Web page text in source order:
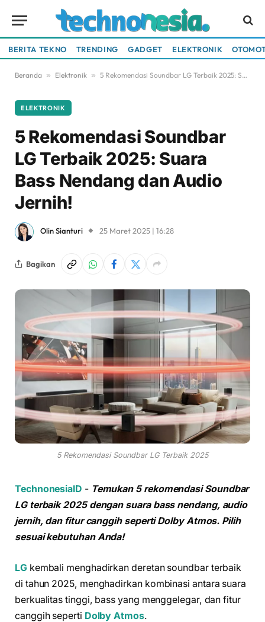
BERITA TEKNO TRENDING GADGET ELEKTRONIK
Beranda » Elektronik » 5 Rekomendasi Soundbar LG Terbaik 2025: Suara Bass Nendang dan Audio Jernih!
ELEKTRONIK
5 Rekomendasi Soundbar
LG Terbaik 2025: Suara
Bass Nendang dan Audio
Jernih!
Olin Sianturi 25 Maret 2025 | 16:28
Bagikan
5 Rekomendasi Soundbar LG Terbaik 2025
TechnonesiaID - Temukan 5 rekomendasi Soundbar
LG terbaik 2025 dengan suara bass nendang, audio
jernih, dan fitur canggih seperti Dolby Atmos. Pilih
sesuai kebutuhan Anda!
LGkembali menghadirkan deretan soundbar terbaik
di tahun 2025, menghadirkan kombinasi antara suara
berkualitas tinggi, bass yang menggelegar, dan fitur
canggih seperti Dolby Atmos.